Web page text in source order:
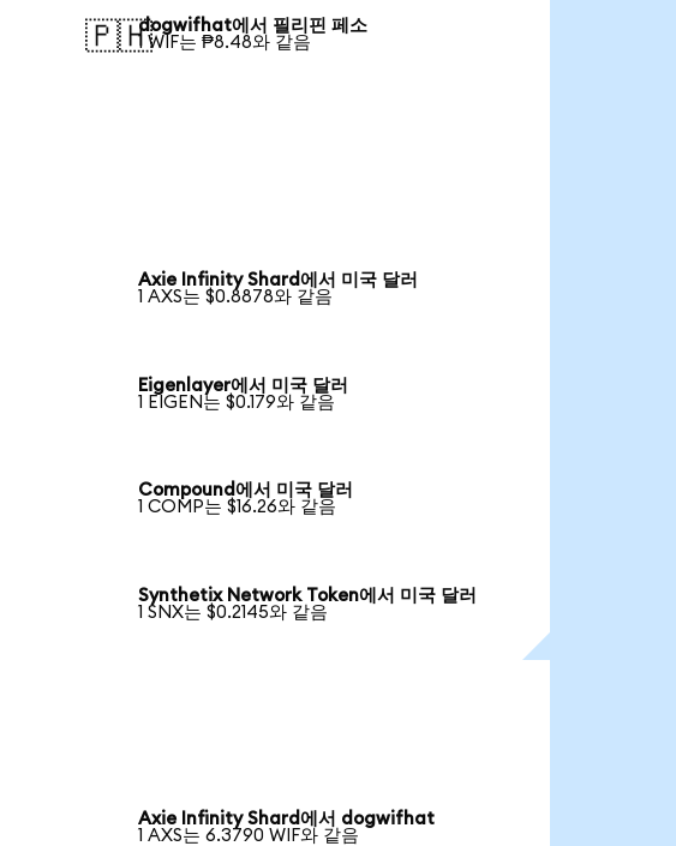
🇵🇭dogwifhat에서 필리핀 페소
1 WIF는 ₱8.48와 같음
Axie Infinity Shard에서 미국 달러
1 AXS는 $0.8878와 같음
Eigenlayer에서 미국 달러
1 EIGEN는 $0.179와 같음
Compound에서 미국 달러
1 COMP는 $16.26와 같음
Synthetix Network Token에서 미국 달러
1 SNX는 $0.2145와 같음
Axie Infinity Shard에서 dogwifhat
1 AXS는 6.3790 WIF와 같음